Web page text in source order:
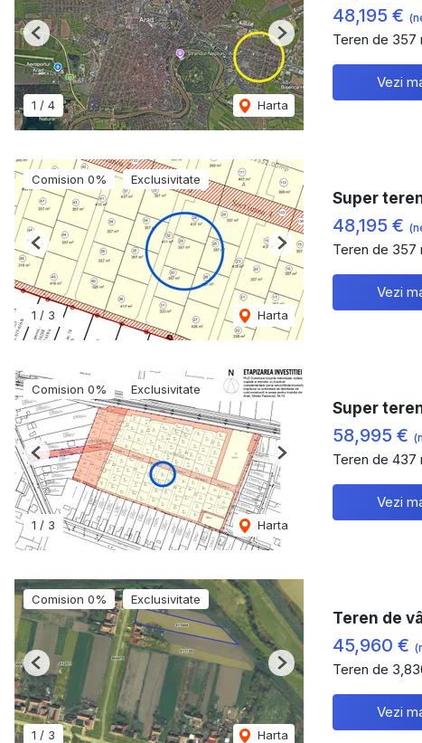
1 / 4 Harta
Previous Next
48,195 €
Teren de 357
Vezi
Comision 0% Exclusivitate
1 / 3 Harta
Previous Next
Super
48,195 €
Teren de 357
Vezi
Comision 0% Exclusivitate
1 / 3 Harta
Previous Next
Super
58,995 €
Teren de 437
Vezi
Comision 0% Exclusivitate
1 / 3 Harta
Previous Next
Teren de
45,960 €
Teren de
Vezi